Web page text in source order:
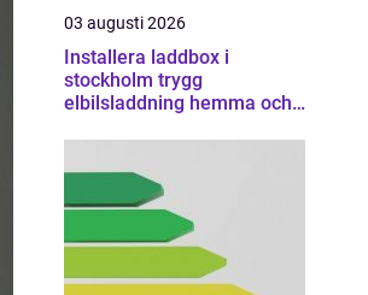
03 augusti 2026
Installera laddbox i
stockholm trygg
elbilsladdning hemma och